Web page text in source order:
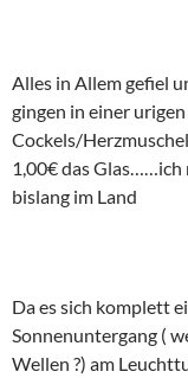
Alles in Allem gefiel
gingen in einer
Cockels/
1,00€ das Glas……ich
bislang im Land
Da es sich komplett
Sonnenuntergang (
Wellen ?) am